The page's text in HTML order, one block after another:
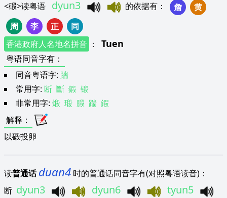
<碫>读粤语 dyun3 的依据有 ： 詹
黄
周
李 正
同
香港政府人名地名拼音 ： Tuen
粤语同音字有 ：
同音粤语字: 踹
常用字: 断 斷 鍛 锻
非常用字: 煅 瑖 腶 踹 鍜
解释 ：
以碫投卵
读普通话 duan4 时的普通话同音字有(对照粤语读音)：
断 dyun3 dyun6 tyun5